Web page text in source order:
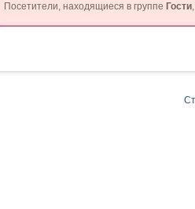
Посетители, находящиеся в группе Гости